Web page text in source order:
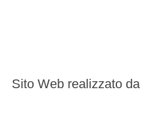
Sito Web realizzato da